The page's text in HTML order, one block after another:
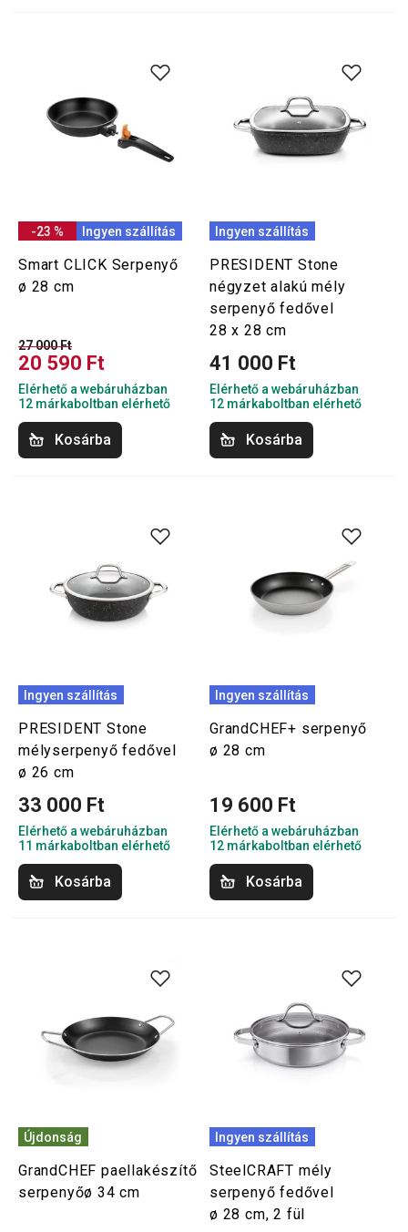
-23 % Ingyen szállítás
Smart CLICK Serpenyő
ø 28 cm
27 000 Ft
20 590 Ft
Elérhető a webáruházban
12 márkaboltban elérhető
Kosárba
Ingyen szállítás
PRESIDENT Stone
négyzet alakú mély
serpenyő fedővel
28 x 28 cm
41 000 Ft
Elérhető a webáruházban
12 márkaboltban elérhető
Kosárba
Ingyen szállítás
PRESIDENT Stone
mélyserpenyő fedővel
ø 26 cm
33 000 Ft
Elérhető a webáruházban
11 márkaboltban elérhető
Kosárba
Ingyen szállítás
GrandCHEF+ serpenyő
ø 28 cm
19 600 Ft
Elérhető a webáruházban
12 márkaboltban elérhető
Kosárba
Újdonság
GrandCHEF paellakészítő
serpenyőø 34 cm
Ingyen szállítás
SteelCRAFT mély
serpenyő fedővel
ø 28 cm, 2 fül